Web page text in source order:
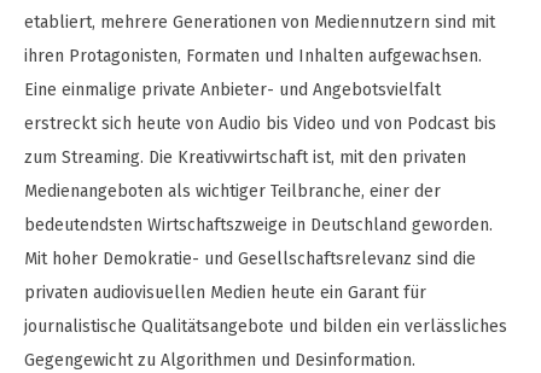
etabliert, mehrere Generationen von Mediennutzern sind mit
ihren Protagonisten, Formaten und Inhalten aufgewachsen.
Eine einmalige private Anbieter- und Angebotsvielfalt
erstreckt sich heute von Audio bis Video und von Podcast bis
zum Streaming. Die Kreativwirtschaft ist, mit den privaten
Medienangeboten als wichtiger Teilbranche, einer der
bedeutendsten Wirtschaftszweige in Deutschland geworden.
Mit hoher Demokratie- und Gesellschaftsrelevanz sind die
privaten audiovisuellen Medien heute ein Garant für
journalistische Qualitätsangebote und bilden ein verlässliches
Gegengewicht zu Algorithmen und Desinformation.